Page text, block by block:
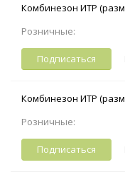
Комбинезон ИТР
Розничные:
Подписаться
Комбинезон ИТР
Розничные:
Подписаться